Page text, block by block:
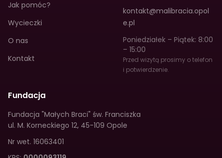
Jak pomóc?
Wycieczki
O nas
Kontakt
kontakt@malibracia.opol
e.pl
Poniedziałek – Piątek: 8:00
– 15:00
Przed wizytą prosimy o telefon
i potwierdzenie.
Fundacja
Fundacja "Małych Braci" św. Franciszka
ul. M. Korneckiego 12, 45-109 Opole
Nr wet. 16063401